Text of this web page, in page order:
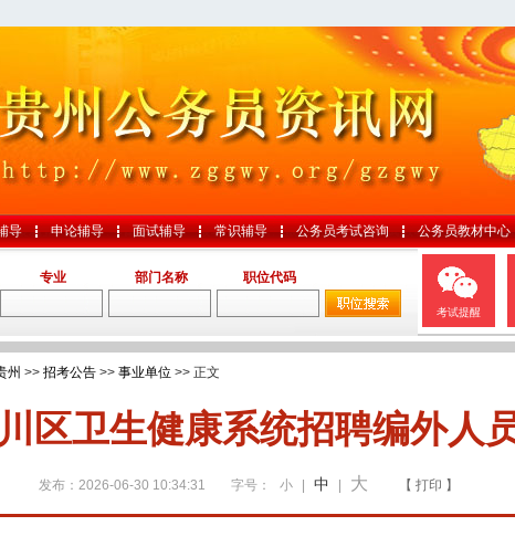
导 申论辅导 面试辅导 常识辅导 公务员考试咨询 公务员教材中心
专业 部门名称 职位代码
考试提醒
州 >> 招考公告 >> 事业单位 >> 正文
区卫生健康系统招聘编外人
发布：2026-06-30 10:34:31 字号： 小 中 大 【 打印 】